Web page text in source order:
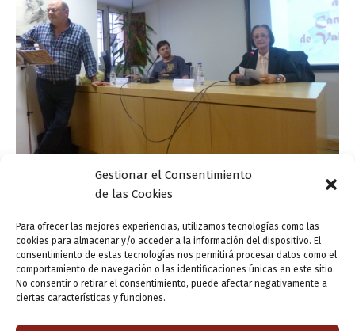
Gestionar el Consentimiento
de las Cookies
Para ofrecer las mejores experiencias, utilizamos tecnologías como las
cookies para almacenar y/o acceder a la información del dispositivo. El
consentimiento de estas tecnologías nos permitirá procesar datos como el
comportamiento de navegación o las identificaciones únicas en este sitio.
No consentir o retirar el consentimiento, puede afectar negativamente a
ciertas características y funciones.
Fotemas en la Casa Museo Zorrilla
ensutinta/8 mayo, 2014
¿Qué son los Fotemas? La conjunción armónica de la
belleza fotográfica con la cadencia ritmica de un buen